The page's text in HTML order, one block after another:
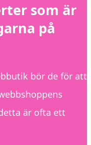
som är
på
bör de för att
är ofta ett